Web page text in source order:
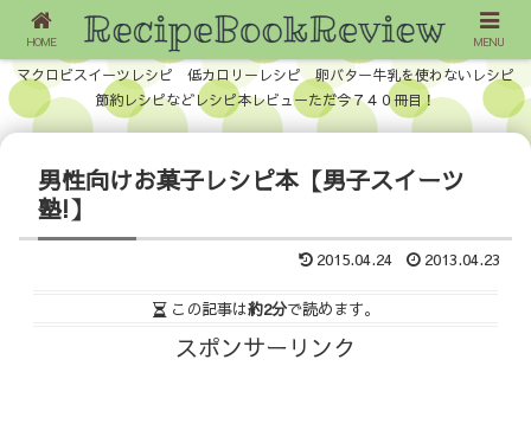
マクロビスイーツレシピ 低カロリーレシピ 卵バター牛乳を使わないレシピ
節約レシピなどレシピ本レビューただ今７４０冊目！
男性向けお菓子レシピ本【男子スイーツ
塾!】
2015.04.24 2013.04.23
この記事は約2分で読めます。
スポンサーリンク
HOME MENU